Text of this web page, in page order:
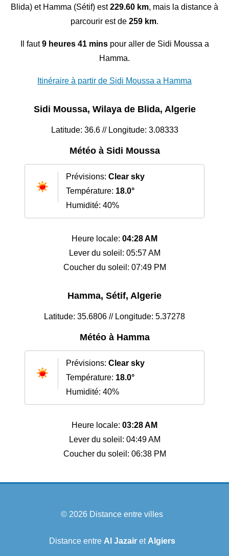
Blida) et Hamma (Sétif) est229.60 km, mais la distance à
parcourir est de 259 km.
Il faut9 heures 41 minspour aller de Sidi Moussa a
Hamma.
Itinéraire à partir de Sidi Moussa a Hamma
Sidi Moussa, Wilaya de Blida, Algerie
Latitude: 36.6 // Longitude: 3.08333
Météo à Sidi Moussa
Prévisions: Clear sky
Température: 18.0°
Humidité: 40%
Heure locale: 04:28 AM
Lever du soleil: 05:57 AM
Coucher du soleil: 07:49 PM
Hamma, Sétif, Algerie
Latitude: 35.6806 // Longitude: 5.37278
Météo à Hamma
Prévisions: Clear sky
Température: 18.0°
Humidité: 40%
Heure locale: 03:28 AM
Lever du soleil: 04:49 AM
Coucher du soleil: 06:38 PM
© 2026 Distance entre villes
Distance entre Al Jazairet Algiers